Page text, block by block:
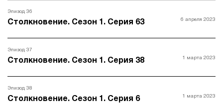
Эпизод 36
Столкновение. Сезон 1. Серия 63 6 апреля 2023
Эпизод 37
Столкновение. Сезон 1. Серия 38 1 марта 2023
Эпизод 38
Столкновение. Сезон 1. Серия 6 1 марта 2023